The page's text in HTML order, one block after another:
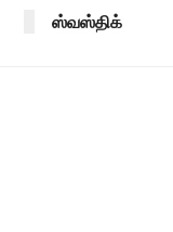
ஸ்வஸ்திக்